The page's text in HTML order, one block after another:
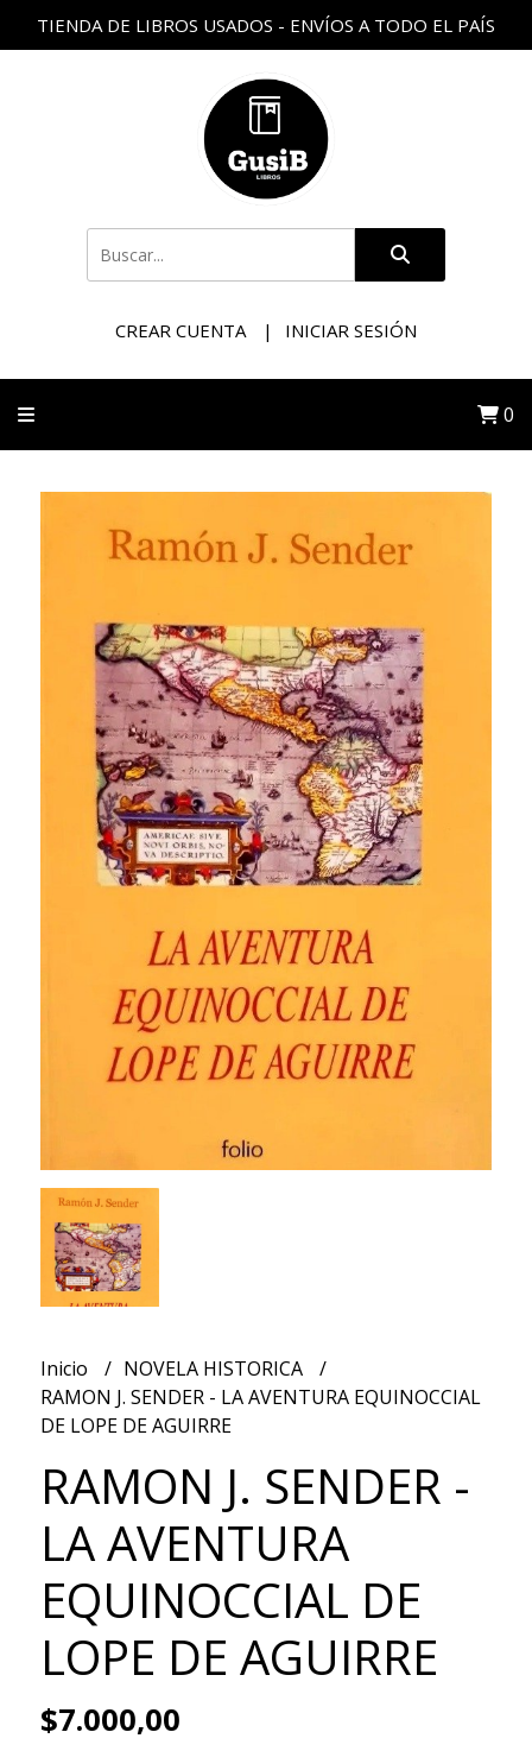
TIENDA DE LIBROS USADOS - ENVÍOS A TODO EL PAÍS
CREAR CUENTA INICIAR SESIÓN
0
Inicio
NOVELA HISTORICA
RAMON J. SENDER - LA AVENTURA EQUINOCCIAL
DE LOPE DE AGUIRRE
RAMON J. SENDER -
LA AVENTURA
EQUINOCCIAL DE
LOPE DE AGUIRRE
$7.000,00